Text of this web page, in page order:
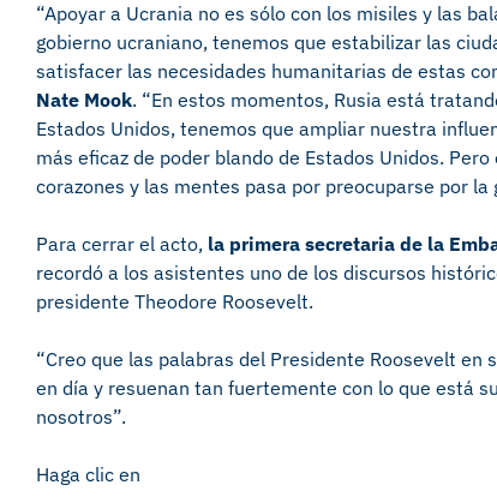
“Apoyar a Ucrania no es sólo con los misiles y las
gobierno ucraniano, tenemos que estabilizar las
satisfacer las necesidades humanitarias de estas
Nate Mook. “En estos momentos, Rusia está
Estados Unidos, tenemos que ampliar nuestra
más eficaz de poder blando de Estados Unidos.
corazones y las mentes pasa por preocuparse por
Para cerrar el acto, la primera secretaria de la
recordó a los asistentes uno de los discursos
presidente Theodore Roosevelt.
“Creo que las palabras del Presidente Roosevelt
en día y resuenan tan fuertemente con lo que está
nosotros”.
Haga clic en